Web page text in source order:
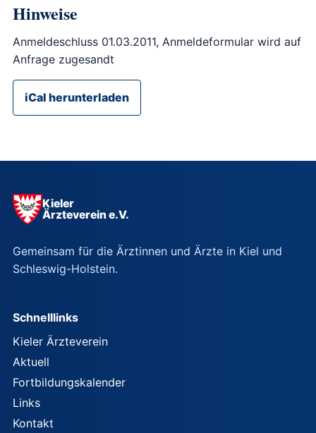
Hinweise
Anmeldeschluss 01.03.2011, Anmeldeformular wird auf
Anfrage zugesandt
iCal herunterladen
Kieler
Ärzteverein e.V.
Gemeinsam für die Ärztinnen und Ärzte in Kiel und
Schleswig-Holstein.
Schnelllinks
Kieler Ärzteverein
Aktuell
Fortbildungskalender
Links
Kontakt